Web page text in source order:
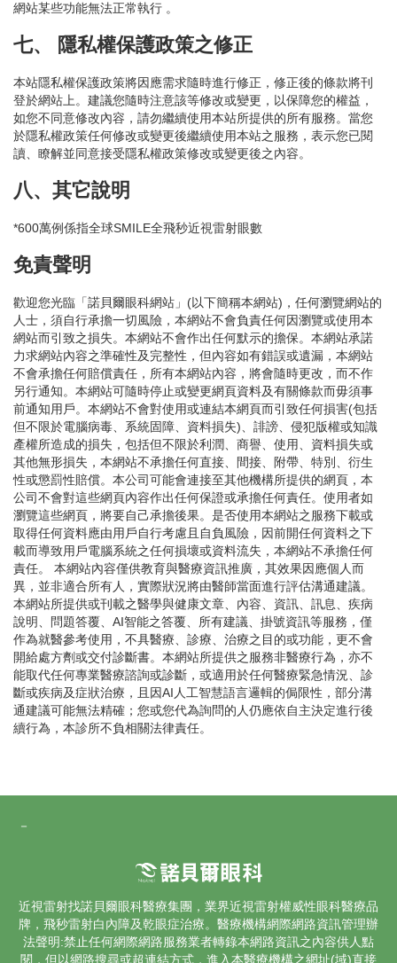
網站某些功能無法正常執行 。
七、 隱私權保護政策之修正
本站隱私權保護政策將因應需求隨時進行修正，修正後的條款將刊
登於網站上。建議您隨時注意該等修改或變更，以保障您的權益，
如您不同意修改內容，請勿繼續使用本站所提供的所有服務。當您
於隱私權政策任何修改或變更後繼續使用本站之服務，表示您已閱
讀、瞭解並同意接受隱私權政策修改或變更後之內容。
八、其它說明
*600萬例係指全球SMILE全飛秒近視雷射眼數
免責聲明
歡迎您光臨「諾貝爾眼科網站」(以下簡稱本網站)，任何瀏覽網站的
人士，須自行承擔一切風險，本網站不會負責任何因瀏覽或使用本
網站而引致之損失。本網站不會作出任何默示的擔保。本網站承諾
力求網站內容之準確性及完整性，但內容如有錯誤或遺漏，本網站
不會承擔任何賠償責任，所有本網站內容，將會隨時更改，而不作
另行通知。本網站可隨時停止或變更網頁資料及有關條款而毋須事
前通知用戶。本網站不會對使用或連結本網頁而引致任何損害(包括
但不限於電腦病毒、系統固障、資料損失)、誹謗、侵犯版權或知識
產權所造成的損失，包括但不限於利潤、商譽、使用、資料損失或
其他無形損失，本網站不承擔任何直接、間接、附帶、特別、衍生
性或懲罰性賠償。本公司可能會連接至其他機構所提供的網頁，本
公司不會對這些網頁內容作出任何保證或承擔任何責任。使用者如
瀏覽這些網頁，將要自己承擔後果。是否使用本網站之服務下載或
取得任何資料應由用戶自行考慮且自負風險，因前開任何資料之下
載而導致用戶電腦系統之任何損壞或資料流失，本網站不承擔任何
責任。 本網站內容僅供教育與醫療資訊推廣，其效果因應個人而
異，並非適合所有人，實際狀況將由醫師當面進行評估溝通建議。
本網站所提供或刊載之醫學與健康文章、內容、資訊、訊息、疾病
說明、問題答覆、AI智能之答覆、所有建議、掛號資訊等服務，僅
作為就醫參考使用，不具醫療、診療、治療之目的或功能，更不會
開給處方劑或交付診斷書。本網站所提供之服務非醫療行為，亦不
能取代任何專業醫療諮詢或診斷，或適用於任何醫療緊急情況、診
斷或疾病及症狀治療，且因AI人工智慧語言邏輯的侷限性，部分溝
通建議可能無法精確；您或您代為詢問的人仍應依自主決定進行後
續行為，本診所不負相關法律責任。
－
近視雷射找諾貝爾眼科醫療集團，業界近視雷射權威性眼科醫療品
牌，飛秒雷射白內障及乾眼症治療。醫療機構網際網路資訊管理辦
法聲明:禁止任何網際網路服務業者轉錄本網路資訊之內容供人點
閱，但以網路搜尋或超連結方式，進入本醫療機構之網址(域)直接